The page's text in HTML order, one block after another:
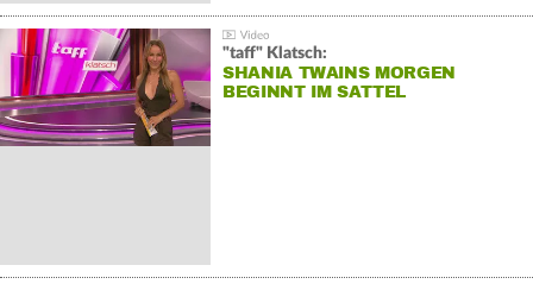
"taff" Klatsch:
SHANIA TWAINS MORGEN
BEGINNT IM SATTEL